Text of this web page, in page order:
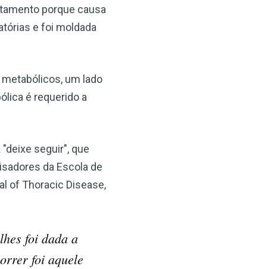
porque causa
e foi moldada
um lado
é requerido a
seguir", que
da Escola de
of Thoracic Disease,
foi dada a
foi aquele